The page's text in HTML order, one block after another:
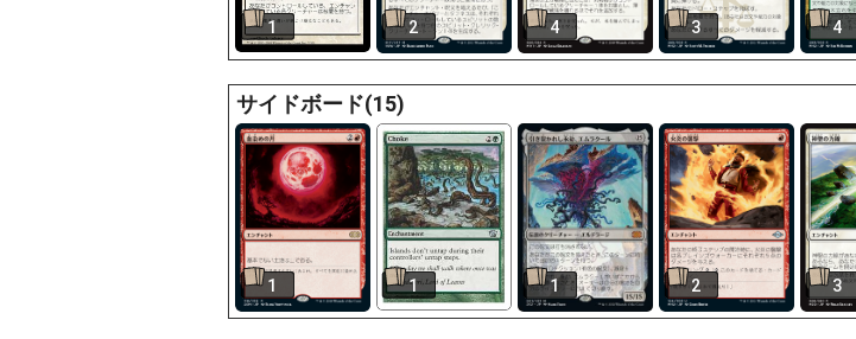
1 2 4 3 4
サイドボード(15)
1 1 1 2 3